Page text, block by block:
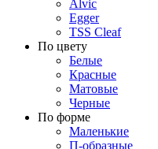
Alvic
Egger
TSS Cleaf
По цвету
Белые
Красные
Матовые
Черные
По форме
Маленькие
П-образные